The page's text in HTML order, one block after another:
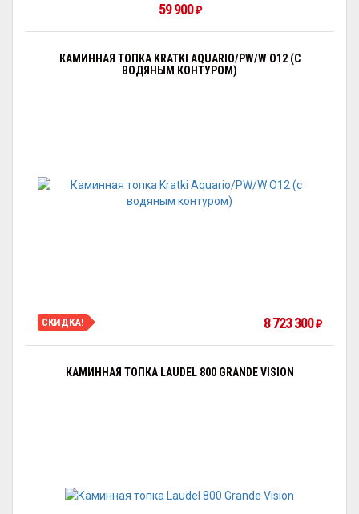
59 900 ₽
КАМИННАЯ ТОПКА KRATKI AQUARIO/PW/W O12 (С
ВОДЯНЫМ КОНТУРОМ)
СКИДКА! 8 723 300 ₽
КАМИННАЯ ТОПКА LAUDEL 800 GRANDE VISION